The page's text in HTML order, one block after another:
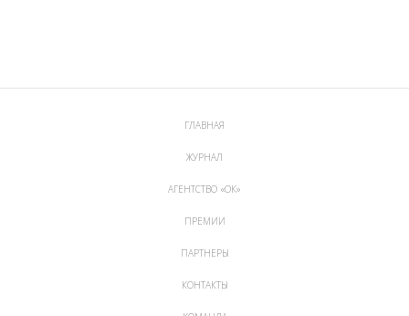
ГЛАВНАЯ
ЖУРНАЛ
АГЕНТСТВО «ОК»
ПРЕМИИ
ПАРТНЕРЫ
КОНТАКТЫ